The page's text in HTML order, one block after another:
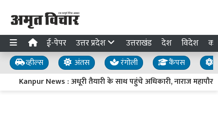
ई-पेपर उत्तर प्रदेश उत्तराखंड देश विदेश
व्हील्स अंतस रंगोली कैंपस
Kanpur News : अधूरी तैयारी के साथ पहुंचे अधिकारी, नाराज महापौर